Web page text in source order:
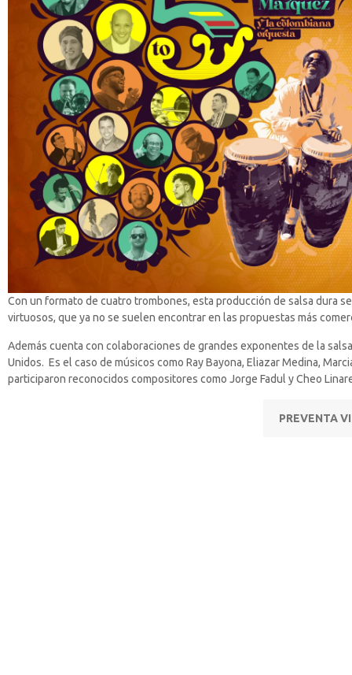
Con un formato de cuatro trombones, esta producción de salsa dura
virtuosos, que ya no se suelen encontrar en las propuestas más
Además cuenta con colaboraciones de grandes exponentes de la
Unidos. Es el caso de músicos como Ray Bayona, Eliazar Medina,
participaron reconocidos compositores como Jorge Fadul y Cheo
PREVENTA